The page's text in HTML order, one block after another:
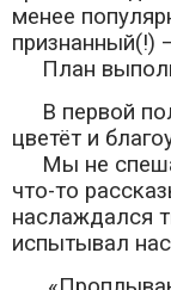
менее
признанный(!)
План
В первой
цветёт и
Мы не спеша
что-то
наслаждался
испытывал